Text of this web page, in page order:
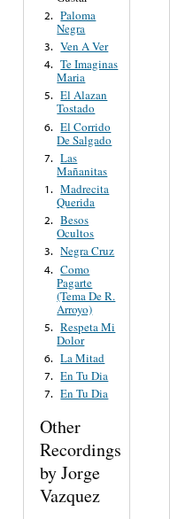
2. Paloma
Negra
3. Ven A Ver
4. Te Imaginas
Maria
5. El Alazan
Tostado
6. El Corrido
De Salgado
7. Las
Mañanitas
1. Madrecita
Querida
2. Besos
Ocultos
3. Negra Cruz
4. Como
Pagarte
(Tema De R.
Arroyo)
5. Respeta Mi
Dolor
6. La Mitad
7. En Tu Dia
7. En Tu Dia
Other
Recordings
by Jorge
Vazquez